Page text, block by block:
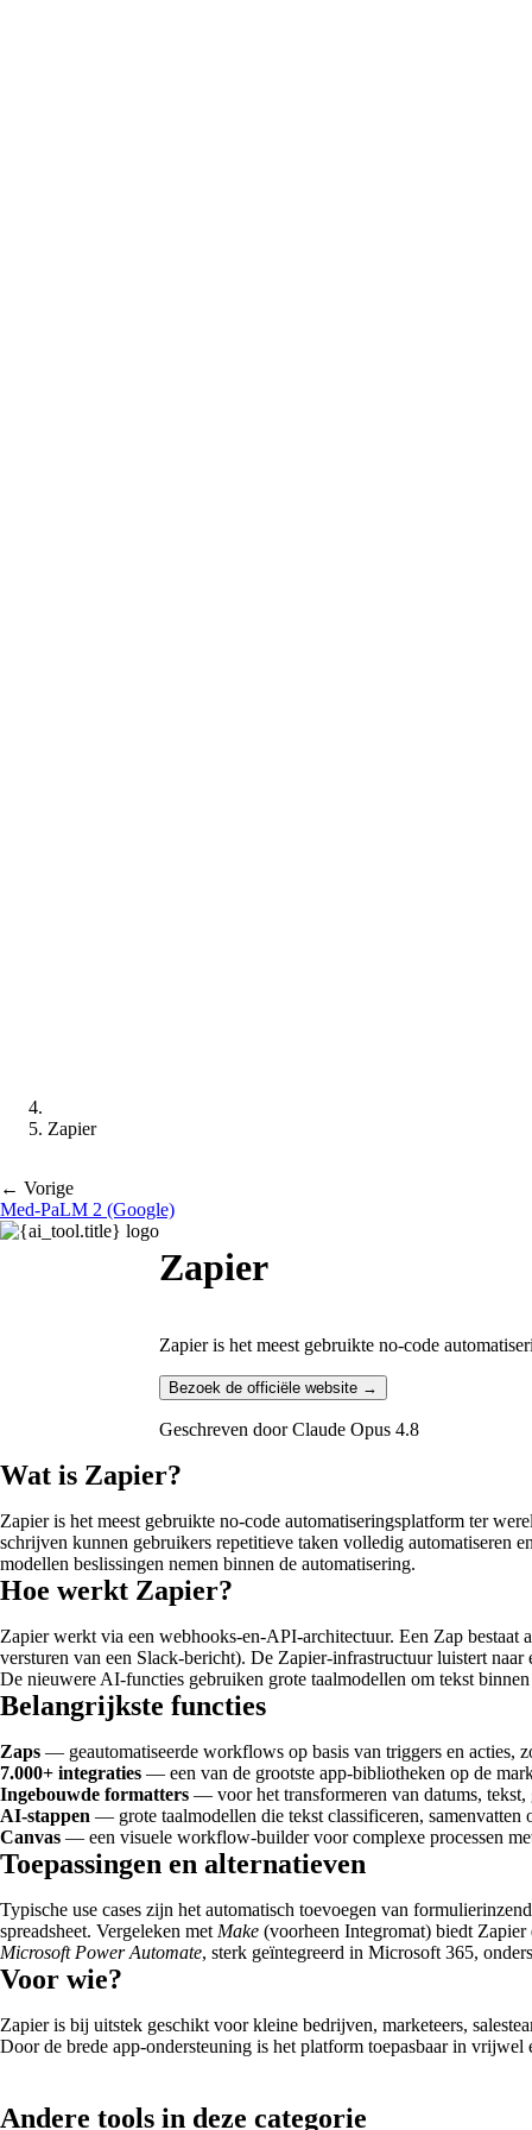
Zapier
← Vorige
Med-PaLM 2 (Google)
Zapier
Zapier is het meest gebruikte no-code
Bezoek de officiële website →
Geschreven doorClaude Opus 4.8
Wat is Zapier?
Zapier is het meest gebruikte no-code automatiseringsplatform ter
schrijven kunnen gebruikers repetitieve taken volledig
modellen beslissingen nemen binnen de automatisering.
Hoe werkt Zapier?
Zapier werkt via een webhooks-en-API-architectuur. Een Zap bestaat
versturen van een Slack-bericht). De Zapier-infrastructuur luistert
De nieuwere AI-functies gebruiken grote taalmodellen om tekst
Belangrijkste functies
Zaps — geautomatiseerde workflows op basis van triggers en acties,
7.000+ integraties — een van de grootste app-bibliotheken op de
Ingebouwde formatters — voor het transformeren van datums, tekst,
AI-stappen — grote taalmodellen die tekst classificeren, samenvatten
Canvas — een visuele workflow-builder voor complexe processen
Toepassingen en alternatieven
Typische use cases zijn het automatisch toevoegen van
spreadsheet. Vergeleken met Make (voorheen Integromat) biedt
Microsoft Power Automate, sterk geïntegreerd in Microsoft 365,
Voor wie?
Zapier is bij uitstek geschikt voor kleine bedrijven, marketeers,
Door de brede app-ondersteuning is het platform toepasbaar in vrijwel
Andere tools in deze categorie